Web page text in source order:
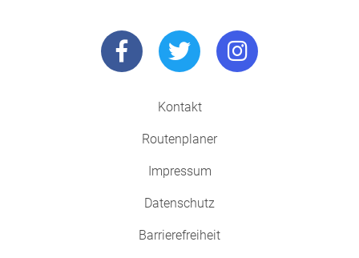
Kontakt
Routenplaner
Impressum
Datenschutz
Barrierefreiheit